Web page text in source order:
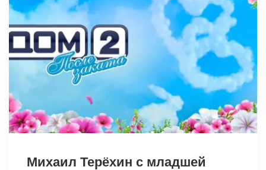
Михаил Терёхин с младшей